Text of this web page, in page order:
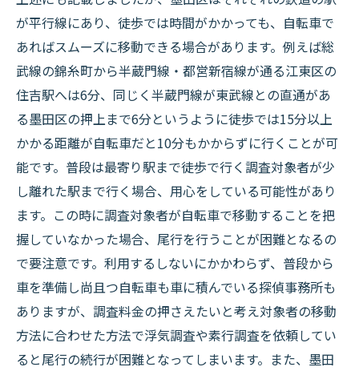
が平行線にあり、徒歩では時間がかかっても、自転車で
あればスムーズに移動できる場合があります。例えば総
武線の錦糸町から半蔵門線・都営新宿線が通る江東区の
住吉駅へは6分、同じく半蔵門線が東武線との直通があ
る墨田区の押上まで6分というように徒歩では15分以上
かかる距離が自転車だと10分もかからずに行くことが可
能です。普段は最寄り駅まで徒歩で行く調査対象者が少
し離れた駅まで行く場合、用心をしている可能性があり
ます。この時に調査対象者が自転車で移動することを把
握していなかった場合、尾行を行うことが困難となるの
で要注意です。利用するしないにかかわらず、普段から
車を準備し尚且つ自転車も車に積んでいる探偵事務所も
ありますが、調査料金の押さえたいと考え対象者の移動
方法に合わせた方法で浮気調査や素行調査を依頼してい
ると尾行の続行が困難となってしまいます。また、墨田